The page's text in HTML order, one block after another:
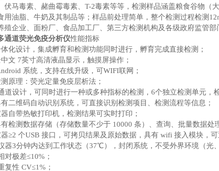
伏马毒素、赭曲霉毒素、T-2毒素等等，检测样品涵盖粮食谷物（
用油脂、牛奶及其制品等；样品前处理简单，整个检测过程检测
殖企业、面粉厂、食品加工厂、第三方检测机构及各级政府监管部
通道荧光免疫分析仪性能指标
化设计，集成孵育和检测功能同时进行，孵育完成直接检测；
文 7英寸高清液晶显示，触摸屏操作；
系统，支持在线升级，可WIFI联网；
原理：荧光定量免疫层析法；
道设计，可同时进行一种或多种指标的检测，6个独立检测单元，
二维码自动识别系统，可直接识别检测项目、检测流程等信息；
自带热敏打印机，检测结果可实时打印；
检测数据存储（存储数量不少于 10000 条）、查询、批量数据处
≥2 个USB 接口，可拷贝结果及原始数据，具有 wifi 接入模块，
器3分钟内达到工作状态（37℃），封闭系统，不受外界环境（光
对极差≤10%；
复性 CV≤1%；